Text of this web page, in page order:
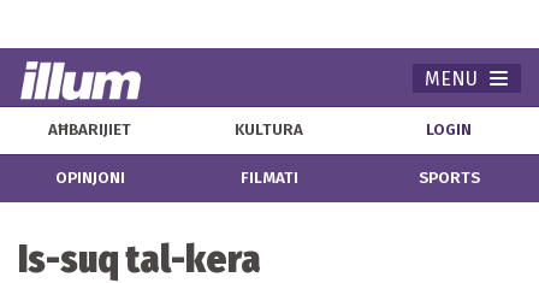
MENU
AĦBARIJIET KULTURA LOGIN
OPINJONI FILMATI SPORTS
Is-suq tal-kera